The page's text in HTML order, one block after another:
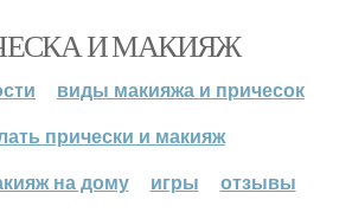
И МАКИЯЖ
виды макияжа и причесок
прически и макияж
на дому
игры отзывы